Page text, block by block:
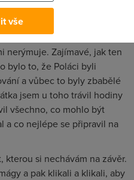
že to tolik lidí chytlo. A
v Polsku. Všichni se mydlili
Češi i Slováci mydlili
nerýmuje. Zajímavé, jak ten
bylo to, že Poláci byli
a vůbec to byly zbabělé
jsem u toho trávil hodiny
všechno, co mohlo být
a co nejlépe se připravil na
si nechávám na závěr.
a pak klikali a klikali, aby
vše